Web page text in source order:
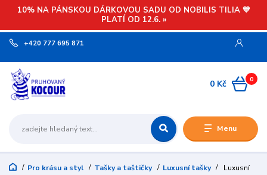
10% NA PÁNSKOU DÁRKOVOU SADU OD NOBILIS TILIA 💙
PLATÍ OD 12.6. »
Menu
+420 777 695 871
0
0 Kč
Pro krásu a styl Tašky a taštičky Luxusní tašky
Luxusní